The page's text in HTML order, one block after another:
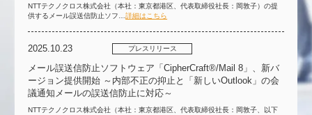
NTTテクノクロス株式会社（本社：東京都港区、代表取締役社長：岡敦子）の提
供するメール誤送信防止ソフ…詳細はこちら
2025.10.23 プレスリリース
メール誤送信防止ソフトウェア「CipherCraft®/Mail 8」、新バ
ージョン提供開始 ～内部不正の抑止と「新しいOutlook」の会
議通知メールの誤送信防止に対応～
NTTテクノクロス株式会社（本社：東京都港区、代表取締役社長：岡敦子、以下